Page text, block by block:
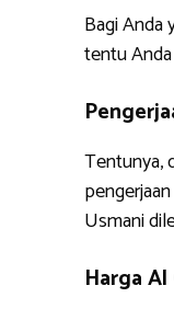
Bagi Anda
tentu
Tentunya,
Usmani
Harga